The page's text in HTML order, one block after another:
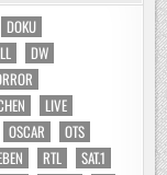
DOKU
DW
LIVE
OSCAR
OTS
RTL
SAT.1